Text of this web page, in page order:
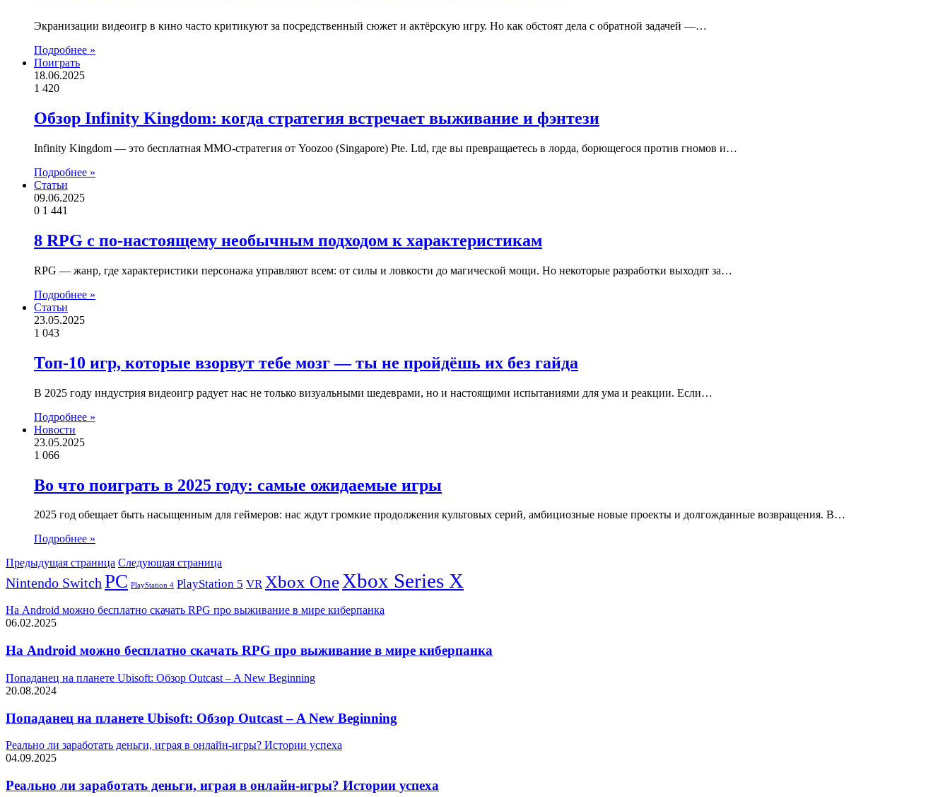
Экранизации видеоигр в кино часто критикуют за посредственный сюжет и актёрскую игру. Но как обстоят дела с обратной задачей —…
Подробнее »
Поиграть
18.06.2025
1 420
Обзор Infinity Kingdom: когда стратегия встречает выживание и фэнтези
Infinity Kingdom — это бесплатная MMO-стратегия от Yoozoo (Singapore) Pte. Ltd, где вы превращаетесь в лорда, борющегося против гномов и…
Подробнее »
Статьи
09.06.2025
0 1 441
8 RPG с по-настоящему необычным подходом к характеристикам
RPG — жанр, где характеристики персонажа управляют всем: от силы и ловкости до магической мощи. Но некоторые разработки выходят за…
Подробнее »
Статьи
23.05.2025
1 043
Топ-10 игр, которые взорвут тебе мозг — ты не пройдёшь их без гайда
В 2025 году индустрия видеоигр радует нас не только визуальными шедеврами, но и настоящими испытаниями для ума и реакции. Если…
Подробнее »
Новости
23.05.2025
1 066
Во что поиграть в 2025 году: самые ожидаемые игры
2025 год обещает быть насыщенным для геймеров: нас ждут громкие продолжения культовых серий, амбициозные новые проекты и долгожданные возвращения. В…
Подробнее »
Предыдущая страница Следующая страница
Nintendo SwitchPC PlayStation 4 PlayStation 5 VR Xbox OneXbox Series X
На Android можно бесплатно скачать RPG про выживание в мире киберпанка
06.02.2025
На Android можно бесплатно скачать RPG про выживание в мире киберпанка
Попаданец на планете Ubisoft: Обзор Outcast – A New Beginning
20.08.2024
Попаданец на планете Ubisoft: Обзор Outcast – A New Beginning
Реально ли заработать деньги, играя в онлайн-игры? Истории успеха
04.09.2025
Реально ли заработать деньги, играя в онлайн-игры? Истории успеха